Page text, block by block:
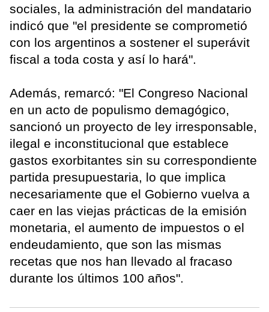
sociales, la administración del mandatario
indicó que "el presidente se comprometió
con los argentinos a sostener el superávit
fiscal a toda costa y así lo hará".
Además, remarcó: "El Congreso Nacional
en un acto de populismo demagógico,
sancionó un proyecto de ley irresponsable,
ilegal e inconstitucional que establece
gastos exorbitantes sin su correspondiente
partida presupuestaria, lo que implica
necesariamente que el Gobierno vuelva a
caer en las viejas prácticas de la emisión
monetaria, el aumento de impuestos o el
endeudamiento, que son las mismas
recetas que nos han llevado al fracaso
durante los últimos 100 años".